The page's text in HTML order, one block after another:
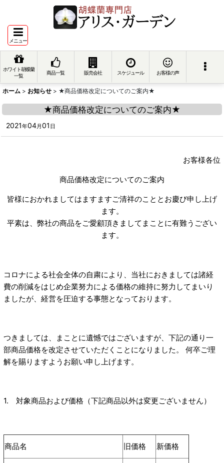
メニュー
ホワイト胡蝶蘭
一覧
商品一覧 販売会社 スケジュール お客様の声
ホーム > お知らせ > ★商品価格改定についてのご案内★
★商品価格改定についてのご案内★
2021年04月01 日
お客様各位
商品価格改定についてのご案内
皆様におかれましてはますますご清祥のこととお慶び申し上げ
ます。
平素は、弊社の商品をご愛顧頂きましてまことに有難うござい
ます。
コロナによる社会全体の自粛により、当社におきましては諸経
費の削減をはじめ企業努力による価格の維持に努力してまいり
ましたが、経営を圧迫する事態となっております。
つきましては、まことに遺憾ではございますが、下記の通り一
部商品価格を改定させていただくことになりました。 何卒ご理
解を賜りますようお願い申し上げます。
1. 対象商品および価格（下記商品以外は変更ございません）
商品名 旧価格 新価格